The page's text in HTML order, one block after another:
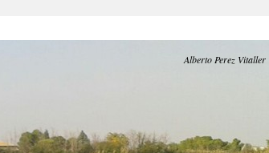
Alberto Perez Vitaller